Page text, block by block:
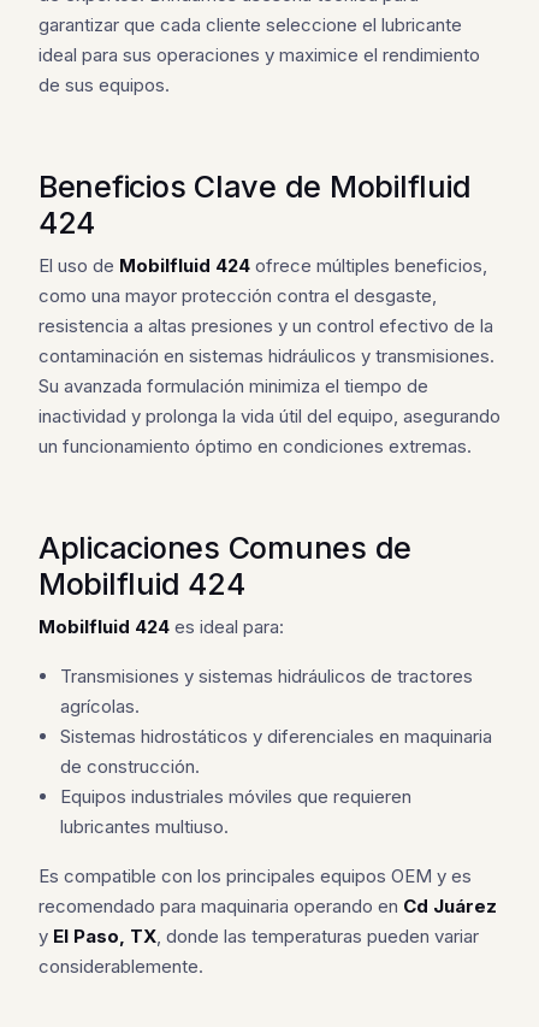
garantizar que cada cliente seleccione el lubricante
ideal para sus operaciones y maximice el rendimiento
de sus equipos.
Beneficios Clave de Mobilfluid
424
El uso de Mobilfluid 424 ofrece múltiples beneficios,
como una mayor protección contra el desgaste,
resistencia a altas presiones y un control efectivo de la
contaminación en sistemas hidráulicos y transmisiones.
Su avanzada formulación minimiza el tiempo de
inactividad y prolonga la vida útil del equipo, asegurando
un funcionamiento óptimo en condiciones extremas.
Aplicaciones Comunes de
Mobilfluid 424
Mobilfluid 424 es ideal para:
Transmisiones y sistemas hidráulicos de tractores
agrícolas.
Sistemas hidrostáticos y diferenciales en maquinaria
de construcción.
Equipos industriales móviles que requieren
lubricantes multiuso.
Es compatible con los principales equipos OEM y es
recomendado para maquinaria operando en Cd Juárez
y El Paso, TX, donde las temperaturas pueden variar
considerablemente.